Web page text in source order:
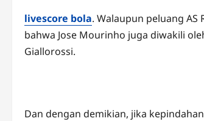
livescore bola. Walaupun peluang
bahwa Jose Mourinho juga diwakili
Giallorossi.
Dan dengan demikian, jika